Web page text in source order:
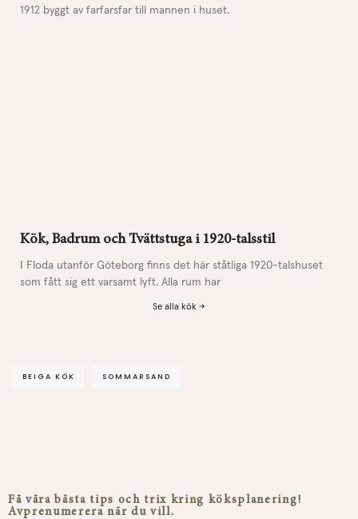
1912 byggt av farfarsfar till mannen i huset.
Kök, Badrum och Tvättstuga i 1920-talsstil
I Floda utanför Göteborg finns det här ståtliga 1920-talshuset
som fått sig ett varsamt lyft. Alla rum har
Se alla kök ->
BEIGA KÖK SOMMARSAND
Få våra bästa tips och trix kring köksplanering!
Avprenumerera när du vill.